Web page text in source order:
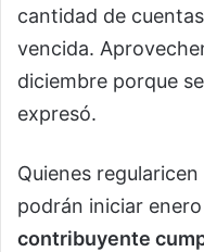
cantidad de
vencida.
diciembre porque
expresó.
Quienes
podrán iniciar
contribuyente